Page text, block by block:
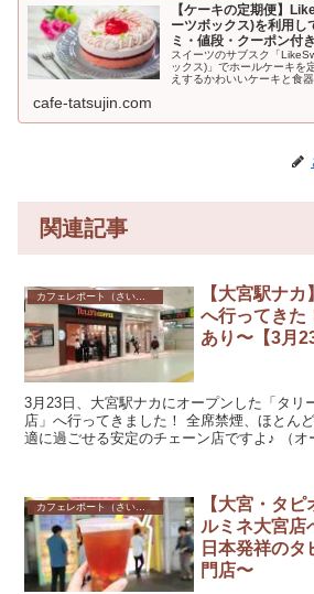
【ケーキの定期便】
ーツボックス)を利用し
ミ・値段・クーポン付
スイーツのサブスク「
ックス)」でホールケーキを
えするかわいいケーキと食
cafe-tatsujin.com
関連記事
カフェレポート（さいたま市）
【大宮駅ナ
へ行ってきた
あり〜【3月
3月23日、大宮駅ナカにオープンした「タリ
店」へ行ってきました！ 全席禁煙、ほとん
適に過ごせる安定のチェーン店ですよ♪ （オ
【大宮・タ
ルミネ大宮店
日本発祥の
門店〜